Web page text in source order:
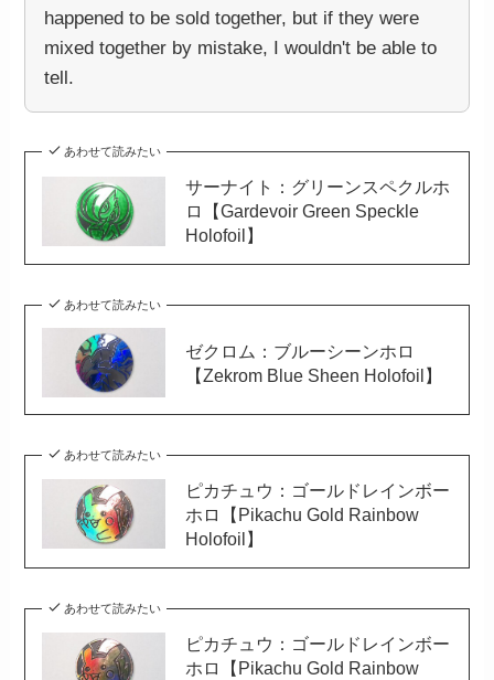
happened to be sold together, but if they were
mixed together by mistake, I wouldn't be able to
tell.
あわせて読みたい
サーナイト：グリーンスペクルホ
ロ【Gardevoir Green Speckle
Holofoil】
あわせて読みたい
ゼクロム：ブルーシーンホロ
【Zekrom Blue Sheen Holofoil】
あわせて読みたい
ピカチュウ：ゴールドレインボー
ホロ【Pikachu Gold Rainbow
Holofoil】
あわせて読みたい
ピカチュウ：ゴールドレインボー
ホロ【Pikachu Gold Rainbow